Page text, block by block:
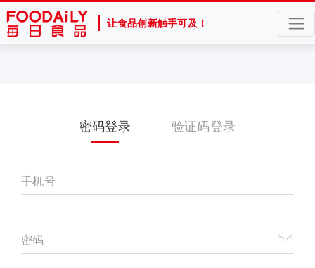
让食品创新触手可及！
密码登录 验证码登录
手机号
密码